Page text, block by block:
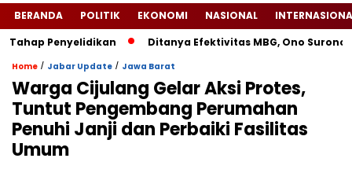
BERANDA POLITIK EKONOMI NASIONAL
Penyelidikan
‎Ditanya Efektivitas MBG, Ono Surono:
Home / Jabar Update / Jawa Barat
Warga Cijulang Gelar Aksi Protes,
Tuntut Pengembang Perumahan
Penuhi Janji dan Perbaiki Fasilitas
Umum